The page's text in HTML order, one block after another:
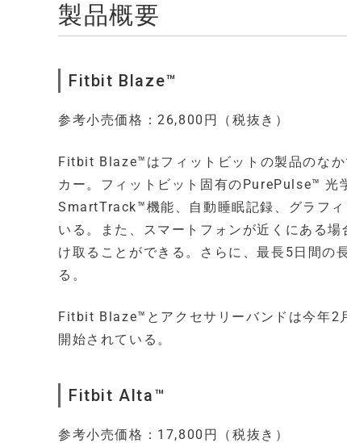
製品概要
Fitbit Blaze™
参考小売価格：26,800円（税抜き）
Fitbit Blaze™はフィットビットの製品のな
カー。フィットビット固有のPurePulse™ 光
SmartTrack™機能、自動睡眠記録、グラフ
いる。また、スマートフォンが近くにある
け取ることができる。さらに、最長5日間
る。
Fitbit Blaze™とアクセサリーバンドは今年2
開始されている。
Fitbit Alta™
参考小売価格：17,800円（税抜き）